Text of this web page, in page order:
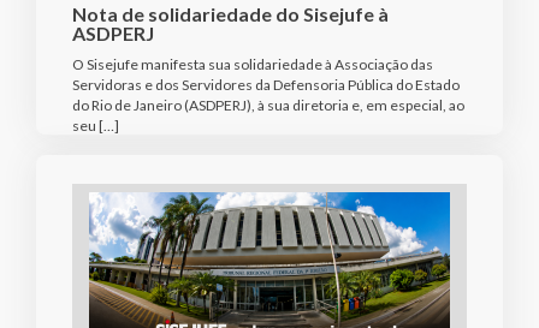
Nota de solidariedade do Sisejufe à
ASDPERJ
O Sisejufe manifesta sua solidariedade à Associação das
Servidoras e dos Servidores da Defensoria Pública do Estado
do Rio de Janeiro (ASDPERJ), à sua diretoria e, em especial, ao
seu […]